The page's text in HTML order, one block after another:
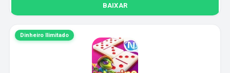
BAIXAR
Dinheiro Ilimitado